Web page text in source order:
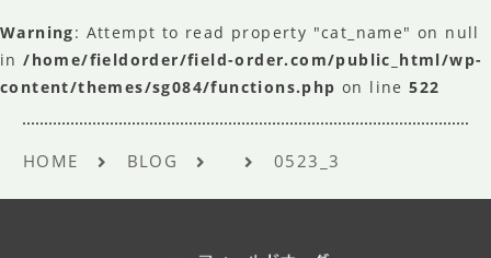
Warning: Attempt to read property "cat_name" on null
in/home/fieldorder/field-order.com/public_html/wp-
content/themes/sg084/functions.php on line522
HOME BLOG 0523_3